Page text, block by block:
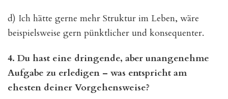
d) Ich hätte gerne mehr Struktur im Leben, wäre
beispielsweise gern pünktlicher und konsequenter.
4. Du hast eine dringende, aber unangenehme
Aufgabe zu erledigen – was entspricht am
ehesten deiner Vorgehensweise?